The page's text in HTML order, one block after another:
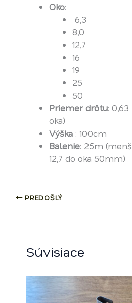
Oko:
6,3
8,0
12,7
16
19
25
50
Priemer drôtu:
oka)
Výška : 100cm
Balenie: 25m
12,7 do oka 50mm)
PREDOŠLÝ
Súvisiace